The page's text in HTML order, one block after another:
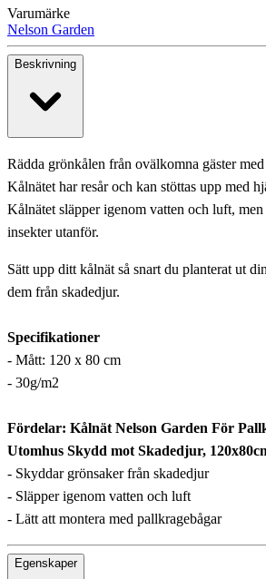
Varumärke
Nelson Garden
Beskrivning
Rädda grönkålen från ovälkomna gäster
Kålnätet har resår och kan stöttas upp med
Kålnätet släpper igenom vatten och luft,
insekter utanför.
Sätt upp ditt kålnät så snart du planterat ut
dem från skadedjur.
Specifikationer
- Mått: 120 x 80 cm
- 30g/m2
Fördelar: Kålnät Nelson Garden För
Utomhus Skydd mot Skadedjur,
- Skyddar grönsaker från skadedjur
- Släpper igenom vatten och luft
- Lätt att montera med pallkragebågar
Egenskaper